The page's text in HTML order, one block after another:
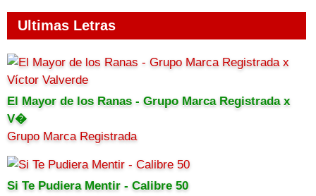
Ultimas Letras
El Mayor de los Ranas - Grupo Marca Registrada x
V�
Grupo Marca Registrada
Si Te Pudiera Mentir - Calibre 50